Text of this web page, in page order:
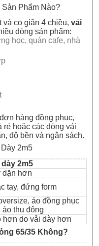
Phẩm Nào?
và co giãn 4 chiều,vải
dòng sản phẩm:
học, quán cafe, nhà
hàng đồng phục,
rẻ hoặc các dòngvải
độ bền và ngân sách.
2m5
2m5
dặn hơn
tay, đứng form
áo đồng phục
áo thu đông
hơn do vải dày hơn
65/35 Không?